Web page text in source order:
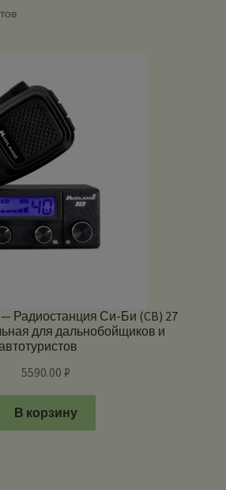
— Радиостанция Си-Би (CB) 27
для дальнобойщиков и
5590.00₽
В корзину